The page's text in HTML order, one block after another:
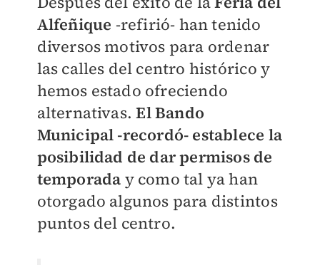
Alfeñique -refirió- han tenido
diversos motivos para ordenar
las calles del centro histórico y
hemos estado ofreciendo
alternativas. El Bando
Municipal -recordó- establece la
posibilidad de dar permisos de
temporada y como tal ya han
otorgado algunos para distintos
puntos del centro.